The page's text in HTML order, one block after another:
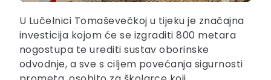
U Lučelnici Tomaševečkoj u tijeku je značajna
investicija kojom će se izgraditi 800 metara
nogostupa te urediti sustav oborinske
odvodnje, a sve s ciljem povećanja sigurnosti